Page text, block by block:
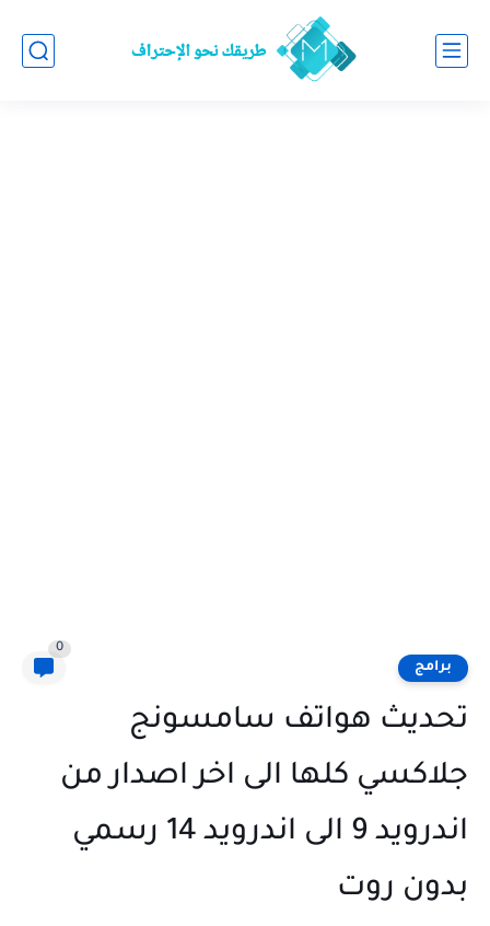
برامج
0
تحديث هواتف سامسونج
جلاكسي كلها الى اخر اصدار من
اندرويد 9 الى اندرويد 14 رسمي
بدون روت